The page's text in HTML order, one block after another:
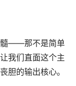
髓——那不是简单
我们直面这个主
胆的输出核心。